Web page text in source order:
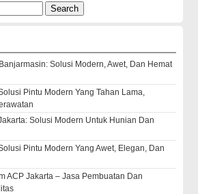
Solusi Modern, Awet, Dan Hemat
Pintu Modern Yang Tahan Lama,
Solusi Modern Untuk Hunian Dan
Pintu Modern Yang Awet, Elegan, Dan
ACP Jakarta – Jasa Pembuatan Dan